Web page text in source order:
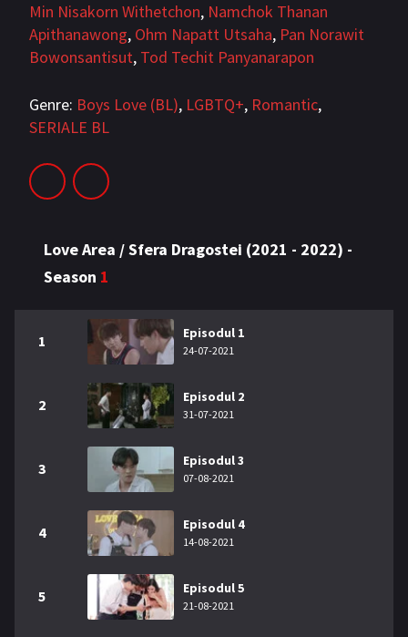
Înregistrează-te Autentificare
Contul meu Ieși
Min Nisakorn Withetchon, Namchok Thanan
Apithanawong, Ohm Napatt Utsaha, Pan Norawit
Bowonsantisut, Tod Techit Panyanarapon
Genre: Boys Love (BL), LGBTQ+, Romantic,
SERIALE BL
Love Area / Sfera Dragostei (2021 - 2022) -
Season 1
1 Episodul 1
24-07-2021
2 Episodul 2
31-07-2021
3 Episodul 3
07-08-2021
4 Episodul 4
14-08-2021
5 Episodul 5
21-08-2021